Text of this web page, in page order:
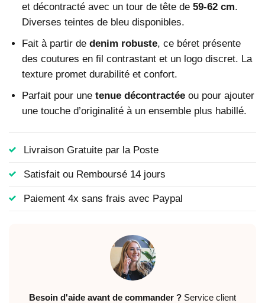
et décontracté avec un tour de tête de 59-62 cm.
Diverses teintes de bleu disponibles.
Fait à partir de denim robuste, ce béret présente
des coutures en fil contrastant et un logo discret. La
texture promet durabilité et confort.
Parfait pour une tenue décontractéeou pour ajouter
une touche d’originalité à un ensemble plus habillé.
Livraison Gratuite par la Poste
Satisfait ou Remboursé 14 jours
Paiement 4x sans frais avec Paypal
Besoin d'aide avant de commander ? Service client